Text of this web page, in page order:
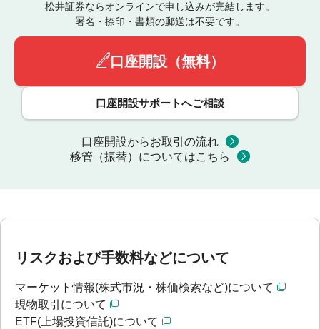
松井証券ならオンラインで申し込みが完結します。
署名・捺印・書類の郵送は不要です。
口座開設（無料）
口座開設サポートへご相談
口座開設からお取引の流れ
移管（振替）についてはこちら
リスクおよび手数料などについて
マーケット情報(株式市況・株価検索など)について
現物取引について
ETF(上場投資信託)について